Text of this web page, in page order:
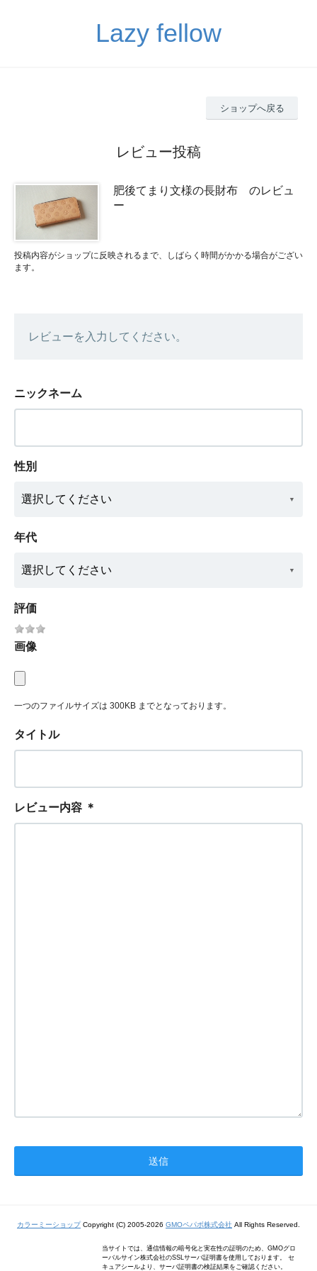
Lazy fellow
ショップへ戻る
レビュー投稿
肥後てまり文様の長財布 のレビュ
ー
投稿内容がショップに反映されるまで、しばらく時間がかかる場合がござい
ます。
レビューを入力してください。
ニックネーム
性別
年代
評価
画像
一つのファイルサイズは 300KB までとなっております。
タイトル
レビュー内容 ＊
カラーミーショップCopyright (C) 2005-2026 GMOペパボ株式会社 All Rights Reserved.
当サイトでは、通信情報の暗号化と実在性の証明のため、GMOグロ
ーバルサイン株式会社のSSLサーバ証明書を使用しております。 セ
キュアシールより、サーバ証明書の検証結果をご確認ください。